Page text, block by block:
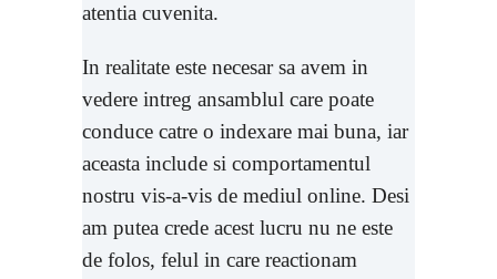
atentia cuvenita.
In realitate este necesar sa avem in
vedere intreg ansamblul care poate
conduce catre o indexare mai buna, iar
aceasta include si comportamentul
nostru vis-a-vis de mediul online. Desi
am putea crede acest lucru nu ne este
de folos, felul in care reactionam